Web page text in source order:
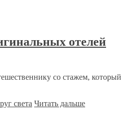
отелей
со стажем, который
света Читать дальше